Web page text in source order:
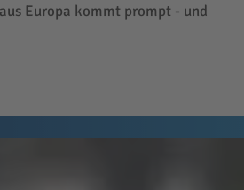
Europa kommt prompt - und